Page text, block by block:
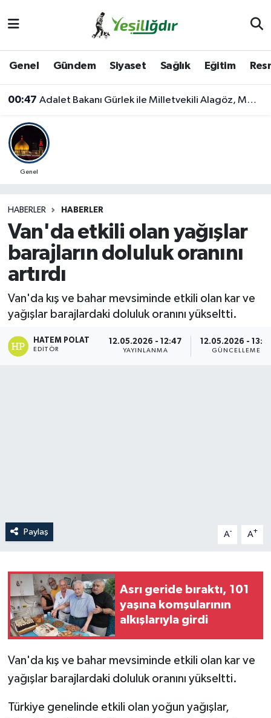
Genel Gündem Siyaset Sağlık Eğitim
00:47 Adalet Bakanı Gürlek ile Milletvekili Alagöz, MHP İl Başkanlığını Ziyaret Etti
Genel
HABERLER HABERLER
Van'da etkili olan yağışlar
barajların doluluk oranını
artırdı
Van'da kış ve bahar mevsiminde etkili olan kar ve
yağışlar barajlardaki doluluk oranını yükseltti.
HATEM POLAT
EDITÖR
12.05.2026 - 12:47
YAYINLANMA
12.05.2026 -
GÜNCELLEME
Paylaş A- A+
Asrı geride bıraktı, 101
yaşına komşularının
alkışlarıyla girdi
Van'da kış ve bahar mevsiminde etkili olan kar ve
yağışlar barajlardaki doluluk oranını yükseltti.
Türkiye genelinde etkili olan yoğun yağışlar,
Iğdır Trafik Yoğunluk Haritası
Süper Lig Puan Durumu ve Fikstür
Son Dakika Haberleri
Haber Arşivi